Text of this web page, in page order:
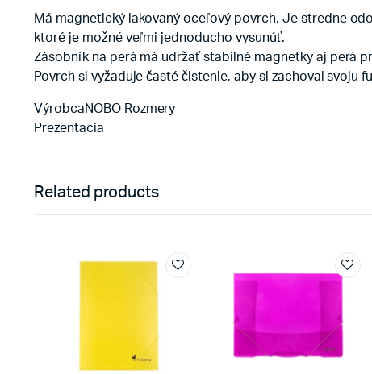
Má magnetický lakovaný oceľový povrch. Je stredne
ktoré je možné veľmi jednoducho vysunúť.
Zásobník na perá má udržať stabilné magnetky aj perá
Povrch si vyžaduje časté čistenie, aby si zachoval svoju
VýrobcaNOBO Rozmery
Prezentacia
Related products